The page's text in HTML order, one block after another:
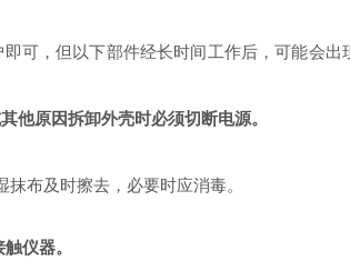
可，但以下部件经长时间工作后，可能会出
他原因拆卸外壳时必须切断电源。
布及时擦去，必要时应消毒。
仪器。